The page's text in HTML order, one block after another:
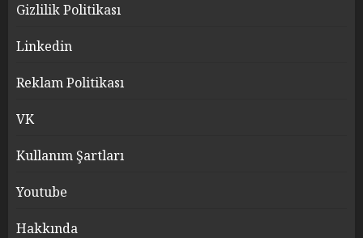
Gizlilik Politikası
Linkedin
Reklam Politikası
VK
Kullanım Şartları
Youtube
Hakkında